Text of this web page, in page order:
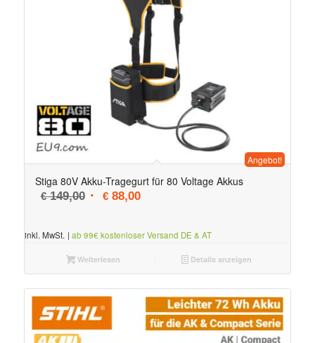
Stiga 80V Akku-Tragegurt für 80 Voltage Akkus
€149,00 Ursprünglicher Preis war: € 149,00
€88,00Aktueller Preis ist: € 88,00.
Angebot!
inkl. MwSt. | ab 99€ kostenloser Versand DE & AT
Weiterlesen Details anzeigen